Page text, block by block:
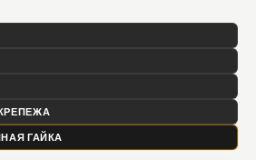
ГАЙКА